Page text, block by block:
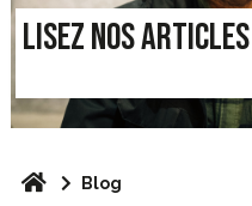
LISEZ NOS ARTICLES
Blog